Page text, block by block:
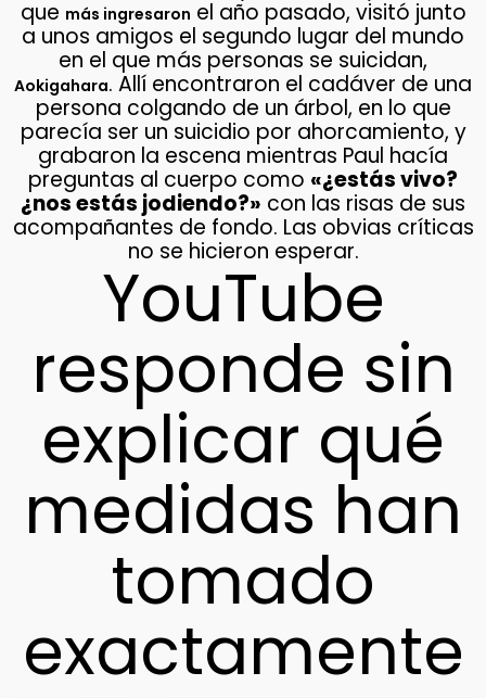
que más ingresaron el año pasado, visitó junto
a unos amigos el segundo lugar del mundo
en el que más personas se suicidan,
Aokigahara. Allí encontraron el cadáver de una
persona colgando de un árbol, en lo que
parecía ser un suicidio por ahorcamiento, y
grabaron la escena mientras Paul hacía
preguntas al cuerpo como «¿estás vivo?
¿nos estás jodiendo?» con las risas de sus
acompañantes de fondo. Las obvias críticas
no se hicieron esperar.
YouTube
responde sin
explicar qué
medidas han
tomado
exactamente